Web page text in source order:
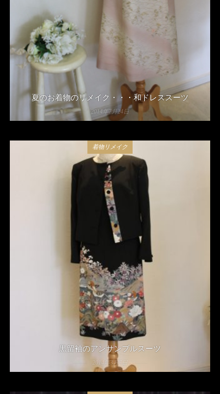
夏のお着物のリメイク・・・和ドレススーツ
2014年7月24日
着物リメイク
黒留袖のアンサンブルスーツ
2014年3月7日